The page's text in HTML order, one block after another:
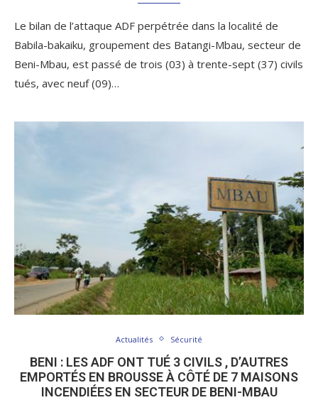
Le bilan de l’attaque ADF perpétrée dans la localité de
Babila-bakaiku, groupement des Batangi-Mbau, secteur de
Beni-Mbau, est passé de trois (03) à trente-sept (37) civils
tués, avec neuf (09)…
Actualités Sécurité
BENI : LES ADF ONT TUÉ 3 CIVILS , D’AUTRES
EMPORTÉS EN BROUSSE À CÔTÉ DE 7 MAISONS
INCENDIÉES EN SECTEUR DE BENI-MBAU